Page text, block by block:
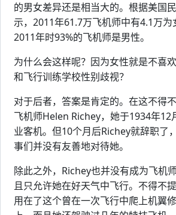
的男女差异还是相当大的。根据美国
示，2011年61.7万飞机师中有4.1万为
2011年时93%的飞机师是男性。
为什么会这样呢？因为女性就是不喜
和飞行训练学校性别歧视？
对于后者，答案是肯定的。在这不得
飞机师Helen Richey，她于1934年12
业客机。但10个月后Richey就辞职了
事们并没有友善地对待她。
除此之外，Richey也并没有成为飞机
且只允许她在好天气中飞行。不得不
用在了这个曾在一次飞行中爬上机翼